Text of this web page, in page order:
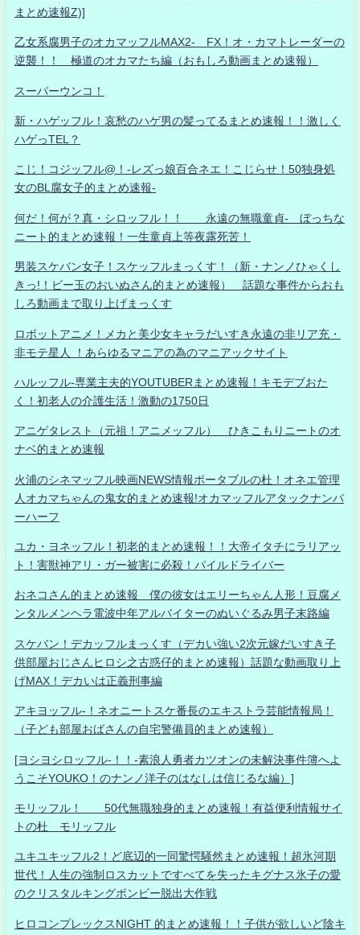
まとめ速報Z)]
乙女系腐男子のオカマッフルMAX2- FX！オ・カマトレーダーの
逆襲！！ 極道のオカマたち編（おもしろ動画まとめ速報）
スーパーウンコ！
新・ハゲッフル！哀愁のハゲ男の髪ってるまとめ速報！！激しく
ハゲっTEL？
こじ！コジッフル@！-レズっ娘百合ネエ！こじらせ！50独身処
女のBL腐女子的まとめ速報-
何だ！何が？真・シロッフル！！ 永遠の無職童貞- ぼっちな
ニート的まとめ速報！一生童貞上等夜露死苦！
男装スケバン女子！スケッフルまっくす！（新・ナンノひゃくし
きっ!！ビー玉のおいぬさん的まとめ速報） 話題な事件からおも
しろ動画まで取り上げまっくす
ロボットアニメ！メカと美少女キャラだいすき永遠の非リア充・
非モテ星人 ！あらゆるマニアの為のマニアックサイト
ハルッフル-専業主夫的YOUTUBERまとめ速報！キモデブおた
く！初老人の介護生活！激動の1750日
アニゲタレスト（元祖！アニメッフル） ひきこもりニートのオ
ナベ的まとめ速報
火浦のシネマッフル映画NEWS情報ポータブルの杜！オネエ管理
人オカマちゃんの鬼女的まとめ速報!オカマッフルアタックナンバ
ーハーフ
ユカ・ヨネッフル！初老的まとめ速報！！大帝イタチにラリアッ
ト！害獣神アリ・ガー被害に必殺！パイルドライバー
おネコさん的まとめ速報 僕の彼女はエリーちゃん人形！豆腐メ
ンタルメンヘラ電波中年アルバイターのぬいぐるみ男子末路編
スケバン！デカッフルまっくす（デカい強い2次元嫁だいすき子
供部屋おじさんヒロシ之古惑仔的まとめ速報）話題な動画取り上
げMAX！デカいは正義刑事編
アキヨッフル-！ネオニートスケ番長のエキストラ芸能情報局！
（子ども部屋おばさんの自宅警備員的まとめ速報）
[ヨシヨシロッフル-！！-素浪人勇者カツオンの未解決事件簿へよ
うこそYOUKO！のナンノ洋子のはなしは信じるな編）]
モリッフル！ 50代無職独身的まとめ速報！有益便利情報サイ
トの杜 モリッフル
ユキユキッフル2！ど底辺的一同驚愕騒然まとめ速報！超氷河期
世代！人生の強制ロスカットですべてを失ったキグナス氷子の愛
のクリスタルキングボンビー脱出大作戦
ヒロコンプレックスNIGHT 的まとめ速報！！子供が欲しいど陰キ